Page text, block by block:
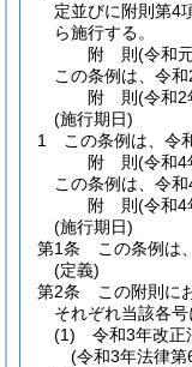
定並びに附則第4
ら施行する。
附 則(令和
この条例は、令
附 則(令和2
(施行期日)
1
この条例は、令
附 則(令和4
この条例は、令
附 則(令和4
(施行期日)
第1条
この条例は
(定義)
第2条
この附則に
それぞれ当該各号
(1)
令和3年改
(令和3年法律第